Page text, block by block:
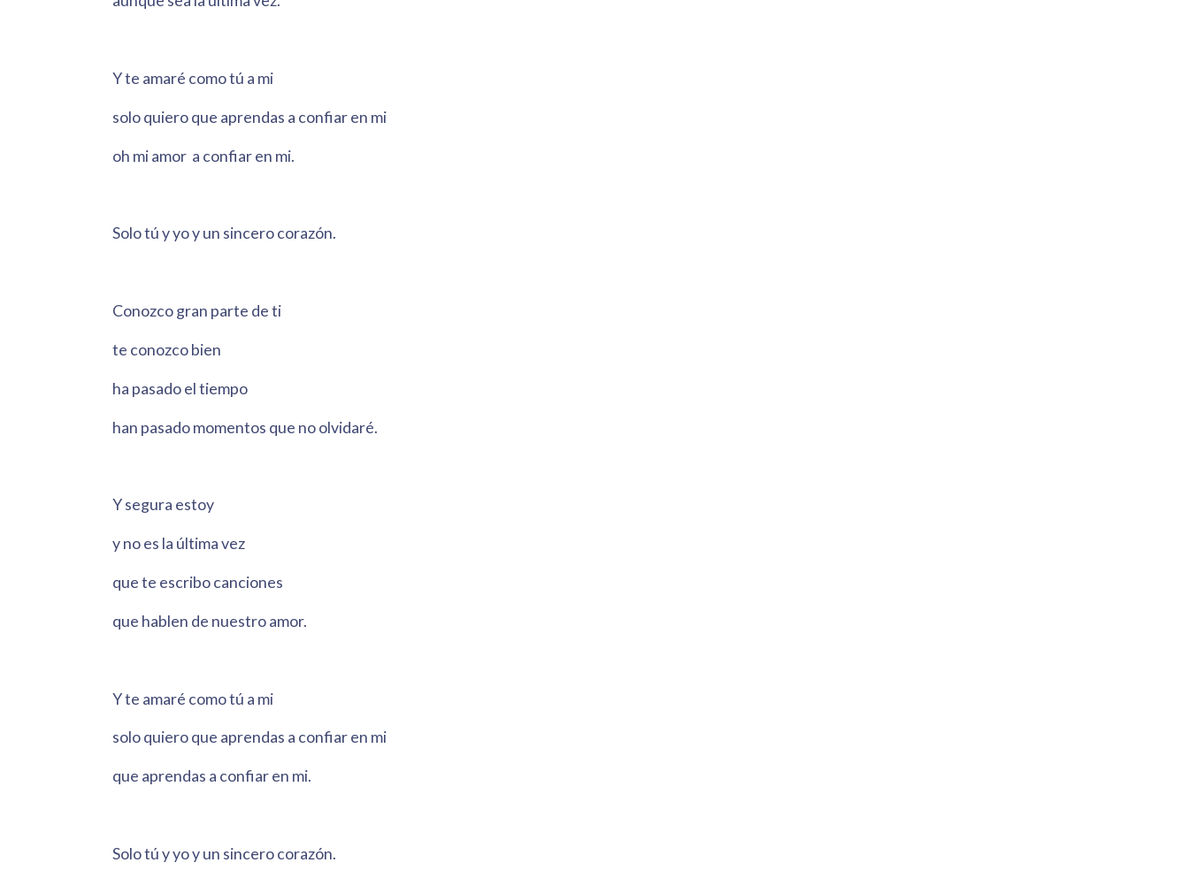
Y te amaré como tú a mi
solo quiero que aprendas a confiar en mi
oh mi amor a confiar en mi.
Solo tú y yo y un sincero corazón.
Conozco gran parte de ti
te conozco bien
ha pasado el tiempo
han pasado momentos que no olvidaré.
Y segura estoy
y no es la última vez
que te escribo canciones
que hablen de nuestro amor.
Y te amaré como tú a mi
solo quiero que aprendas a confiar en mi
que aprendas a confiar en mi.
Solo tú y yo y un sincero corazón.